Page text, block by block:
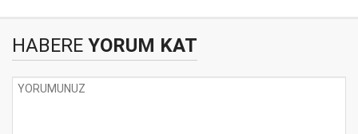
HABERE YORUM KAT